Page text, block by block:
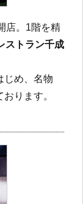
店。1階を精
ストラン千成
じめ、名物
ります。